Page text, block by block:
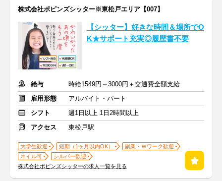
株式会社ポピンズシッター※東松戸エリア【007】
【シッター】好きな時間＆場所でO
K★サポート充実◎履歴書不要
給与
時給1549円～3000円＋交通費全額支給
雇用形態
アルバイト・パート
シフト
週1日以上 1日2時間以上
アクセス
東松戸駅
大学生歓迎 短期（1ヶ月以内OK）
副業・Ｗワーク歓迎
ネイル可
シルバー歓迎
株式会社ポピンズシッターの求人一覧を見る